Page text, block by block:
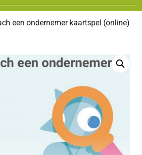
een ondernemer kaartspel (online)